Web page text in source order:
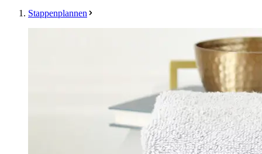
Stappenplannen